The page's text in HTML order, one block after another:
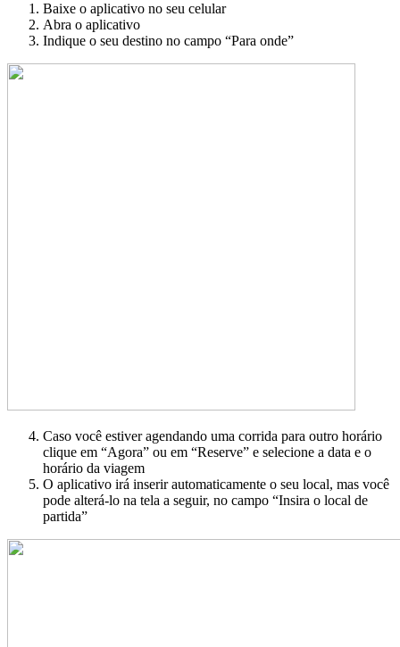
Baixe o aplicativo no seu celular
Abra o aplicativo
Indique o seu destino no campo “Para onde”
Caso você estiver agendando uma corrida para outro horário
clique em “Agora” ou em “Reserve” e selecione a data e o
horário da viagem
O aplicativo irá inserir automaticamente o seu local, mas você
pode alterá-lo na tela a seguir, no campo “Insira o local de
partida”